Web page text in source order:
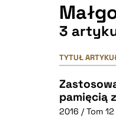
3
TYTUŁ
pamięcią
2016 / Tom